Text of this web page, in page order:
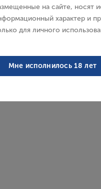
5 118 ₽
на сайте, носят
характер и
для личного
Мне исполнилось 18 лет
Пароль